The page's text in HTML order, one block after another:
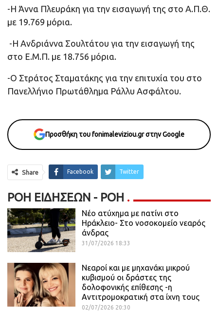
-Η Άννα Πλευράκη για την εισαγωγή της στο Α.Π.Θ.
με 19.769 μόρια.
-Η Ανδριάννα Σουλτάτου για την εισαγωγή της
στο Ε.Μ.Π. με 18.756 μόρια.
-Ο Στράτος Σταματάκης για την επιτυχία του στο
Πανελλήνιο Πρωτάθλημα Ράλλυ Ασφάλτου.
Προσθήκη του fonimaleviziou.gr στην Google
Share Facebook Twitter
ΡΟΉ ΕΙΔΉΣΕΩΝ - ΡΟΗ
Νέο ατύχημα με πατίνι στο
Ηράκλειο- Στο νοσοκομείο νεαρός
άνδρας
31/07/2026 18:33
Νεαροί και με μηχανάκι μικρού
κυβισμού οι δράστες της
δολοφονικής επίθεσης -η
Αντιτρομοκρατική στα ίχνη τους
02/07/2026 20:30